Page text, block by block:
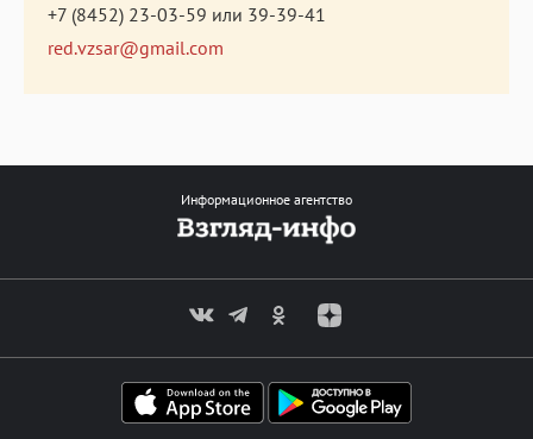
+7 (8452) 23-03-59 или 39-39-41
red.vzsar@gmail.com
Информационное агентство